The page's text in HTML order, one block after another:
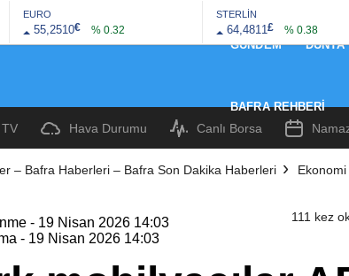
EURO
55,2510€ % 0.32
STERLİN
64,4811£ % 0.38
GÜNDEM
DÜNYA
BAFRA REHBERI
TV Hava Durumu Canlı Borsa
– Bafra Haberleri – Bafra Son Dakika Haberleri Ekonomi
111 kez
- 19 Nisan 2026 14:03
- 19 Nisan 2026 14:03